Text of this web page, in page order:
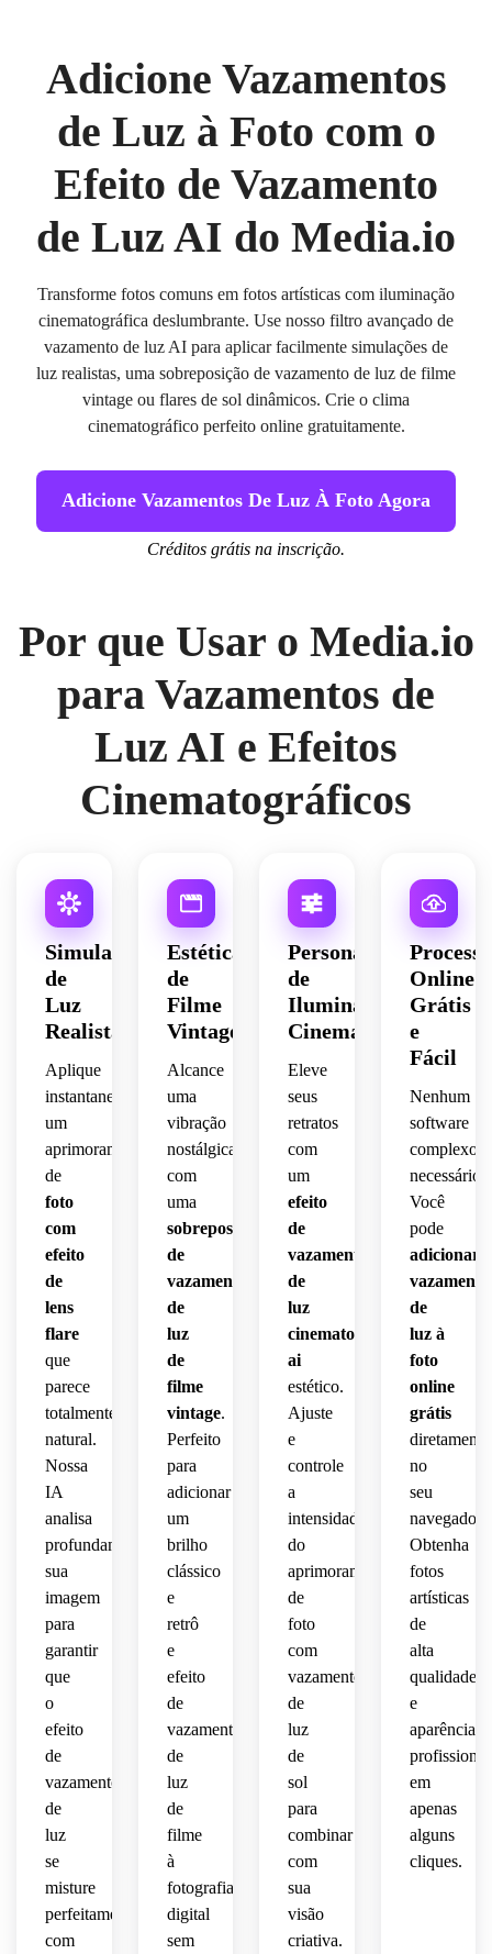
Adicione Vazamentos
de Luz à Foto com o
Efeito de Vazamento
de Luz AI do Media.io
Transforme fotos comuns em fotos artísticas com iluminação
cinematográfica deslumbrante. Use nosso filtro avançado de
vazamento de luz AI para aplicar facilmente simulações de
luz realistas, uma sobreposição de vazamento de luz de filme
vintage ou flares de sol dinâmicos. Crie o clima
cinematográfico perfeito online gratuitamente.
Adicione Vazamentos De Luz À Foto Agora
Créditos grátis na inscrição.
Por que Usar o Media.io
para Vazamentos de
Luz AI e Efeitos
Cinematográficos
Simulação
de
Luz
Realista
Aplique
instantaneamente
um
aprimoramento
de
foto
com
efeito
de
lens
flare
que
parece
totalmente
natural.
Nossa
IA
analisa
profundamente
sua
imagem
para
garantir
que
o
efeito
de
vazamento
de
luz
se
misture
perfeitamente
com
Estética
de
Filme
Vintage
Alcance
uma
vibração
nostálgica
com
uma
sobreposição
de
vazamento
de
luz
de
filme
vintage.
Perfeito
para
adicionar
um
brilho
clássico
e
retrô
e
efeito
de
vazamento
de
luz
de
filme
à
fotografia
digital
sem
Personalização
de
Iluminação
Cinematográfica
Eleve
seus
retratos
com
um
efeito
de
vazamento
de
luz
cinematográfico
ai
estético.
Ajuste
e
controle
a
intensidade
do
aprimoramento
de
foto
com
vazamento
de
luz
de
sol
para
combinar
com
sua
visão
criativa.
Processo
Online
Grátis
e
Fácil
Nenhum
software
complexo
necessário.
Você
pode
adicionar
de
luz à
foto
online
grátis
diretamente
no
seu
navegador.
Obtenha
fotos
artísticas
de
alta
qualidade
e
aparência
profissional
em
apenas
alguns
cliques.